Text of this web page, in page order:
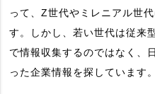
って、Z世代やミレニアル世
す。しかし、若い世代は従来
で情報収集するのではなく、
った企業情報を探しています。